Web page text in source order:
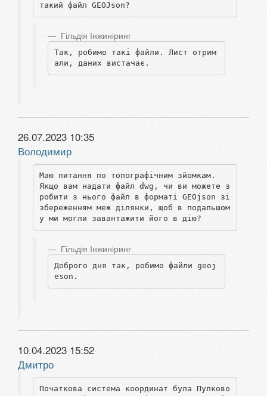
такий файл GEOJson?
Гільдія Інжиніринг
Так, робимо такі файли. Лист отрим
али, даних вистачає.
26.07.2023 10:35
Володимир
Маю питання по топографічним зйомкам.
Якщо вам надати файл dwg, чи ви можете з
робити з нього файл в форматі GEOjson зі
збереженням меж ділянки, щоб в подальшом
у ми могли завантажити його в дію?
Гільдія Інжиніринг
Доброго дня так, робимо файли geoj
eson.
10.04.2023 15:52
Дмитро
Початкова система координат була Пулково